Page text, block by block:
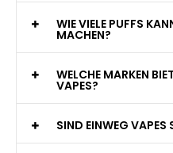
WIE VIELE PUFFS
MACHEN?
WELCHE MARKEN
VAPES?
SIND EINWEG VAPES